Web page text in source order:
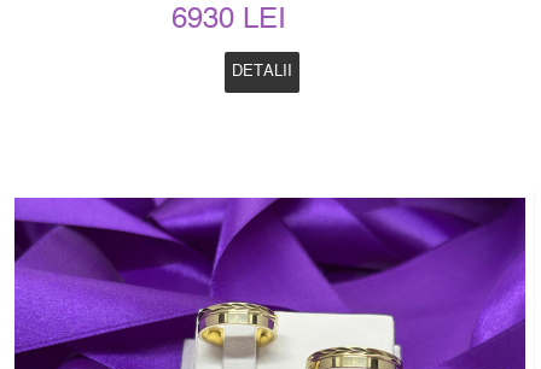
6930 LEI
DETALII